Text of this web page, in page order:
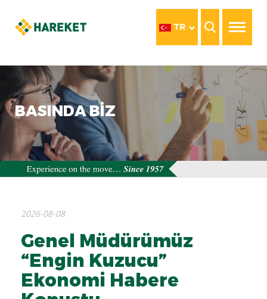
TR
BASINDA BİZ
2026-08-08
Genel Müdürümüz
“Engin Kuzucu”
Ekonomi Habere